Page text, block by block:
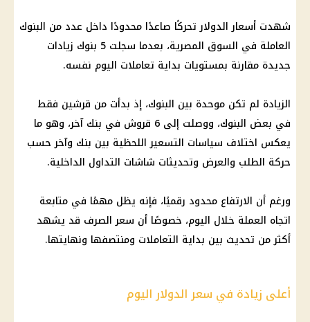
شهدت أسعار الدولار تحركًا صاعدًا محدودًا داخل عدد من البنوك
العاملة في السوق المصرية، بعدما سجلت 5 بنوك زيادات
جديدة مقارنة بمستويات بداية تعاملات اليوم نفسه.
الزيادة لم تكن موحدة بين البنوك، إذ بدأت من قرشين فقط
في بعض البنوك، ووصلت إلى 6 قروش في بنك آخر، وهو ما
يعكس اختلاف سياسات التسعير اللحظية بين بنك وآخر حسب
حركة الطلب والعرض وتحديثات شاشات التداول الداخلية.
ورغم أن الارتفاع محدود رقميًا، فإنه يظل مهمًا في متابعة
اتجاه العملة خلال اليوم، خصوصًا أن سعر الصرف قد يشهد
أكثر من تحديث بين بداية التعاملات ومنتصفها ونهايتها.
أعلى زيادة في سعر الدولار اليوم